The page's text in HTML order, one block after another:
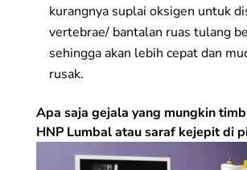
kurangnya suplai oksigen untuk
vertebrae/ bantalan ruas tulang
sehingga akan lebih cepat dan
rusak.
Apa saja gejala yang mungkin
HNP Lumbal atau saraf kejepit di